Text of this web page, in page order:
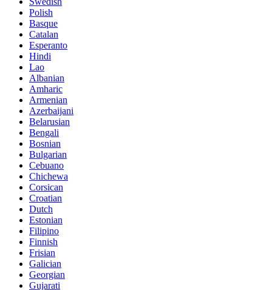
Polish
Basque
Catalan
Esperanto
Hindi
Lao
Albanian
Amharic
Armenian
Azerbaijani
Belarusian
Bengali
Bosnian
Bulgarian
Cebuano
Chichewa
Corsican
Croatian
Dutch
Estonian
Filipino
Finnish
Frisian
Galician
Georgian
Gujarati